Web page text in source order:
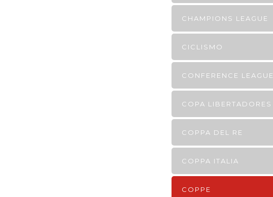
CHAMPIONS LEAGUE
CICLISMO
CONFERENCE LEAGUE
COPA LIBERTADORES
COPPA DEL RE
COPPA ITALIA
COPPE